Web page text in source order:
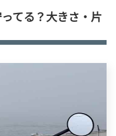
てる？大きさ・片